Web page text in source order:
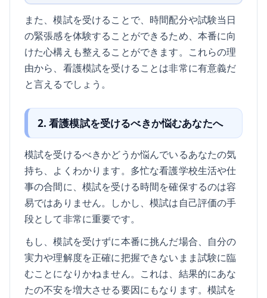
また、模試を受けることで、時間配分や試験当日
の緊張感を体験することができるため、本番に向
けた心構えも整えることができます。これらの理
由から、看護模試を受けることは非常に有意義だ
と言えるでしょう。
2. 看護模試を受けるべきか悩むあなたへ
模試を受けるべきかどうか悩んでいるあなたの気
持ち、よくわかります。多忙な看護学校生活や仕
事の合間に、模試を受ける時間を確保するのは容
易ではありません。しかし、模試は自己評価の手
段として非常に重要です。
もし、模試を受けずに本番に挑んだ場合、自分の
実力や理解度を正確に把握できないまま試験に臨
むことになりかねません。これは、結果的にあな
たの不安を増大させる要因にもなります。模試を